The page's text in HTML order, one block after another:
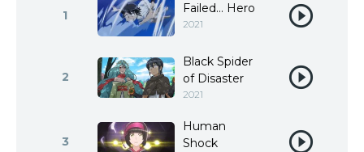
1 Failed... Hero
2021
2
Black Spider
of Disaster
2021
3
Human
Shock